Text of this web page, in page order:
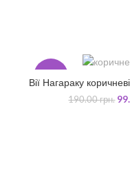
ДОДАТИ В
Вії Нагараку
190.00грн.